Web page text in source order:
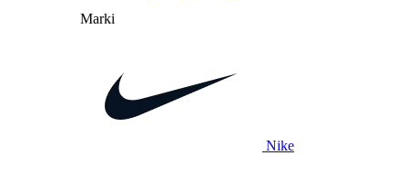
Marki
Nike